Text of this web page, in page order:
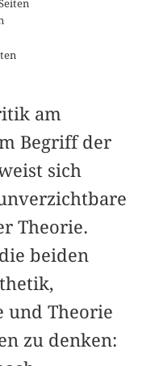
am
Begriff der
sich
Theorie.
beiden
und Theorie
zu denken: